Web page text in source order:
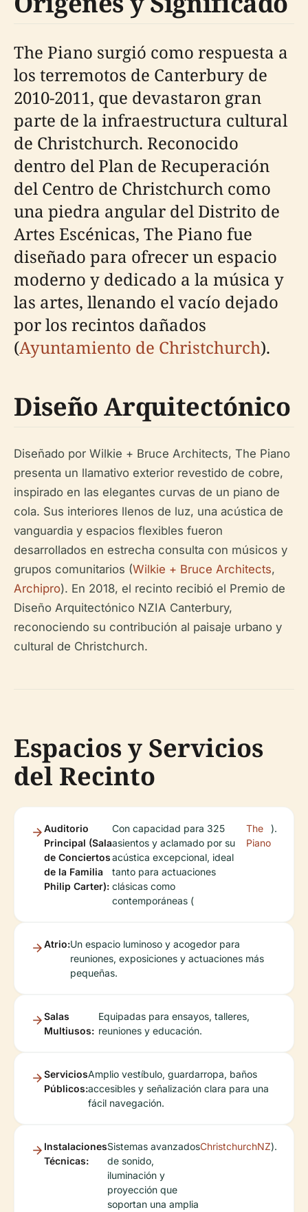
The Piano surgió como respuesta a
los terremotos de Canterbury de
2010-2011, que devastaron gran
parte de la infraestructura cultural
de Christchurch. Reconocido
dentro del Plan de Recuperación
del Centro de Christchurch como
una piedra angular del Distrito de
Artes Escénicas, The Piano fue
diseñado para ofrecer un espacio
moderno y dedicado a la música y
las artes, llenando el vacío dejado
por los recintos dañados
(Ayuntamiento de Christchurch).
Diseño Arquitectónico
Diseñado por Wilkie + Bruce Architects, The Piano
presenta un llamativo exterior revestido de cobre,
inspirado en las elegantes curvas de un piano de
cola. Sus interiores llenos de luz, una acústica de
vanguardia y espacios flexibles fueron
desarrollados en estrecha consulta con músicos y
grupos comunitarios (Wilkie + Bruce Architects,
Archipro). En 2018, el recinto recibió el Premio de
Diseño Arquitectónico NZIA Canterbury,
reconociendo su contribución al paisaje urbano y
cultural de Christchurch.
Espacios y Servicios
del Recinto
Auditorio
Principal (Sala
de Conciertos
de la Familia
Philip Carter):
Con capacidad para 325
asientos y aclamado por su
acústica excepcional, ideal
tanto para actuaciones
clásicas como
contemporáneas (
The
Piano
).
Atrio:Un espacio luminoso y acogedor para
reuniones, exposiciones y actuaciones más
pequeñas.
Salas
Multiusos:
Equipadas para ensayos, talleres,
reuniones y educación.
Servicios
Públicos:
Amplio vestíbulo, guardarropa, baños
accesibles y señalización clara para una
fácil navegación.
Instalaciones
Técnicas:
Sistemas avanzados
de sonido,
iluminación y
proyección que
soportan una amplia
ChristchurchNZ).